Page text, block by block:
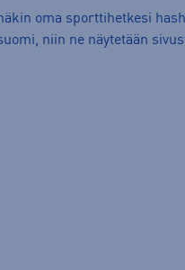
oma sporttihetkesi
niin ne näytetään